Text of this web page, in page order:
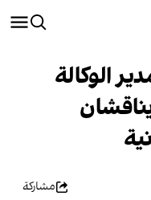
الوكالة
مشاركة